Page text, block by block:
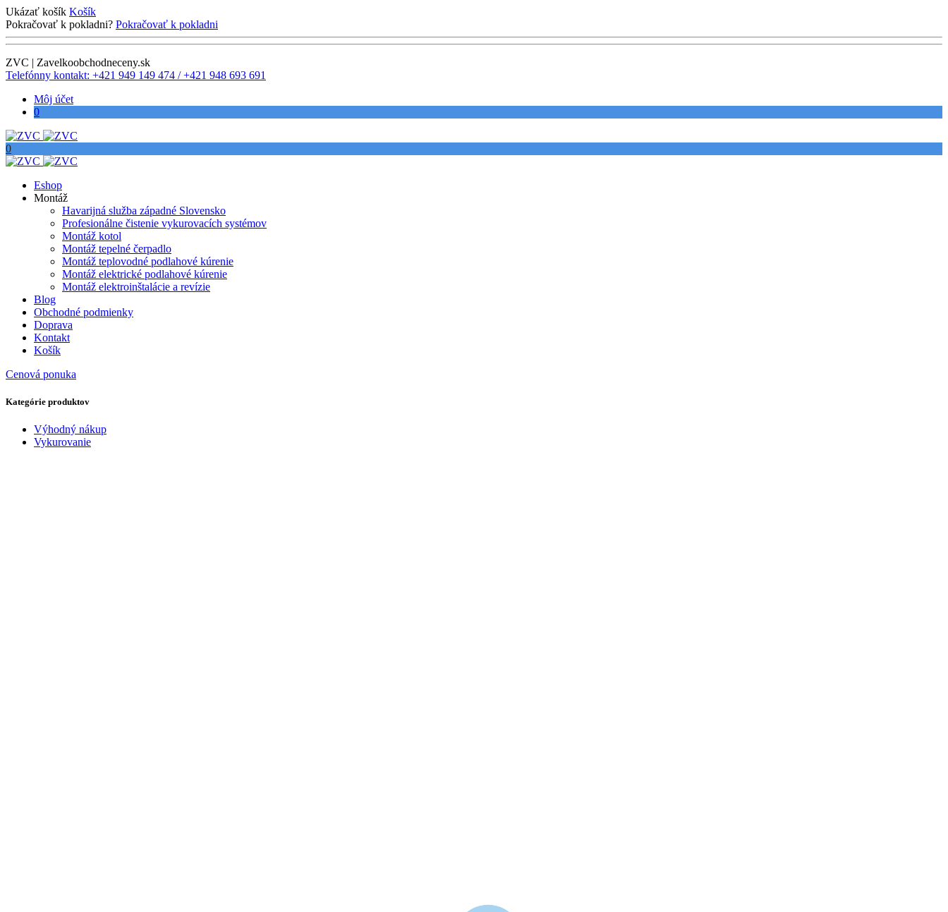
Ukázať košík Košík
Pokračovať k pokladni? Pokračovať k pokladni
ZVC | Zavelkoobchodneceny.sk
Telefónny kontakt: +421 949 149 474 / +421 948 693 691
Môj účet
0
0
Eshop
Montáž
Havarijná služba západné Slovensko
Profesionálne čistenie vykurovacích systémov
Montáž kotol
Montáž tepelné čerpadlo
Montáž teplovodné podlahové kúrenie
Montáž elektrické podlahové kúrenie
Montáž elektroinštalácie a revízie
Blog
Obchodné podmienky
Doprava
Kontakt
Košík
Cenová ponuka
Kategórie produktov
Výhodný nákup
Vykurovanie